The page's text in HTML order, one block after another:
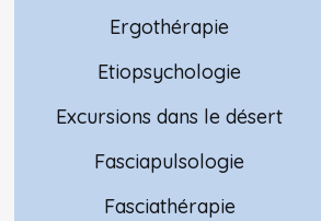
Ergothérapie
Etiopsychologie
Excursions dans le désert
Fasciapulsologie
Fasciathérapie